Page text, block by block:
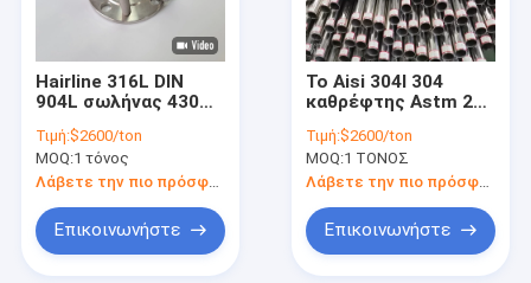
Σχετικά με εμάς
Επισκεψή εργοστασίου
Ζητήστε μια προσφορά
Hairline 316L DIN
904L σωλήνας 430
ανοξείδωτου σατέν
Τιμή:$2600/ton
MOQ:1 τόνος
Λάβετε την πιο πρόσφατη τιμή
Επικοινωνήστε
Το Aisi 304l 304
καθρέφτης Astm 2b
σωλήνων
ανοξείδωτου
τελειώνει τη
σωλήνωση 304 SS
Τιμή:$2600/ton
MOQ:1 ΤΟΝΟΣ
Επικοινωνήστε